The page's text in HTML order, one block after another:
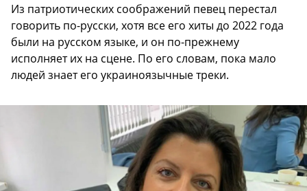
Из патриотических соображений певец перестал
говорить по-русски, хотя все его хиты до 2022 года
были на русском языке, и он по-прежнему
исполняет их на сцене. По его словам, пока мало
людей знает его украиноязычные треки.